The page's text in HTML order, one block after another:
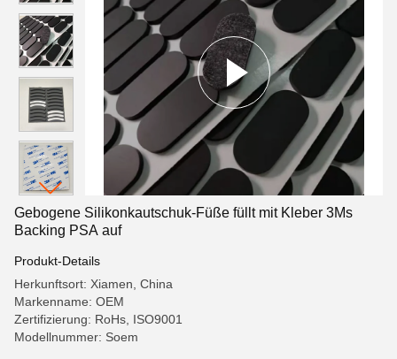
Gebogene Silikonkautschuk-Füße füllt mit Kleber 3Ms
Backing PSA auf
Produkt-Details
Herkunftsort: Xiamen, China
Markenname: OEM
Zertifizierung: RoHs, ISO9001
Modellnummer: Soem